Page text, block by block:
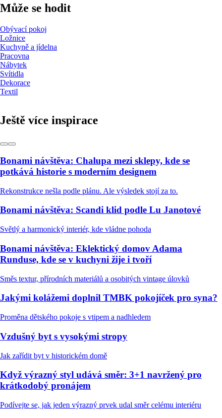
Může se hodit
Obývací pokoj
Ložnice
Kuchyně a jídelna
Pracovna
Nábytek
Svítidla
Dekorace
Textil
Ještě více inspirace
Bonami návštěva: Chalupa mezi sklepy, kde se
potkává historie s moderním designem
Rekonstrukce nešla podle plánu. Ale výsledek stojí za to.
Bonami návštěva: Scandi klid podle Lu Janotové
Světlý a harmonický interiér, kde vládne pohoda
Bonami návštěva: Eklektický domov Adama
Runduse, kde se v kuchyni žije i tvoří
Směs textur, přírodních materiálů a osobitých vintage úlovků
Jakými kolážemi doplnil TMBK pokojíček pro syna?
Proměna dětského pokoje s vtipem a nadhledem
Vzdušný byt s vysokými stropy
Jak zařídit byt v historickém domě
Když výrazný styl udává směr: 3+1 navržený pro
krátkodobý pronájem
Podívejte se, jak jeden výrazný prvek udal směr celému interiéru